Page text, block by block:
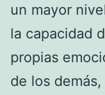
un mayor
la capacidad
propias
de los